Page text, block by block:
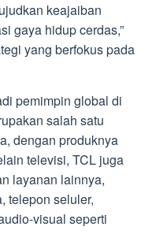
keajaiban
gaya hidup cerdas,”
yang berfokus pada
pemimpin global di
salah satu
dengan produknya
televisi, TCL juga
layanan lainnya,
telepon seluler,
visual seperti